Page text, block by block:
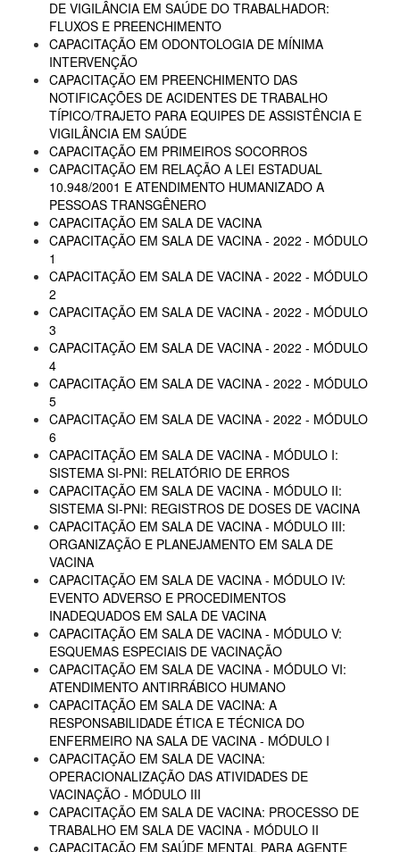
DE VIGILÂNCIA EM SAÚDE DO TRABALHADOR:
FLUXOS E PREENCHIMENTO
CAPACITAÇÃO EM ODONTOLOGIA DE MÍNIMA
INTERVENÇÃO
CAPACITAÇÃO EM PREENCHIMENTO DAS
NOTIFICAÇÕES DE ACIDENTES DE TRABALHO
TÍPICO/TRAJETO PARA EQUIPES DE ASSISTÊNCIA E
VIGILÂNCIA EM SAÚDE
CAPACITAÇÃO EM PRIMEIROS SOCORROS
CAPACITAÇÃO EM RELAÇÃO A LEI ESTADUAL
10.948/2001 E ATENDIMENTO HUMANIZADO A
PESSOAS TRANSGÊNERO
CAPACITAÇÃO EM SALA DE VACINA
CAPACITAÇÃO EM SALA DE VACINA - 2022 - MÓDULO
1
CAPACITAÇÃO EM SALA DE VACINA - 2022 - MÓDULO
2
CAPACITAÇÃO EM SALA DE VACINA - 2022 - MÓDULO
3
CAPACITAÇÃO EM SALA DE VACINA - 2022 - MÓDULO
4
CAPACITAÇÃO EM SALA DE VACINA - 2022 - MÓDULO
5
CAPACITAÇÃO EM SALA DE VACINA - 2022 - MÓDULO
6
CAPACITAÇÃO EM SALA DE VACINA - MÓDULO I:
SISTEMA SI-PNI: RELATÓRIO DE ERROS
CAPACITAÇÃO EM SALA DE VACINA - MÓDULO II:
SISTEMA SI-PNI: REGISTROS DE DOSES DE VACINA
CAPACITAÇÃO EM SALA DE VACINA - MÓDULO III:
ORGANIZAÇÃO E PLANEJAMENTO EM SALA DE
VACINA
CAPACITAÇÃO EM SALA DE VACINA - MÓDULO IV:
EVENTO ADVERSO E PROCEDIMENTOS
INADEQUADOS EM SALA DE VACINA
CAPACITAÇÃO EM SALA DE VACINA - MÓDULO V:
ESQUEMAS ESPECIAIS DE VACINAÇÃO
CAPACITAÇÃO EM SALA DE VACINA - MÓDULO VI:
ATENDIMENTO ANTIRRÁBICO HUMANO
CAPACITAÇÃO EM SALA DE VACINA: A
RESPONSABILIDADE ÉTICA E TÉCNICA DO
ENFERMEIRO NA SALA DE VACINA - MÓDULO I
CAPACITAÇÃO EM SALA DE VACINA:
OPERACIONALIZAÇÃO DAS ATIVIDADES DE
VACINAÇÃO - MÓDULO III
CAPACITAÇÃO EM SALA DE VACINA: PROCESSO DE
TRABALHO EM SALA DE VACINA - MÓDULO II
CAPACITAÇÃO EM SAÚDE MENTAL PARA AGENTE